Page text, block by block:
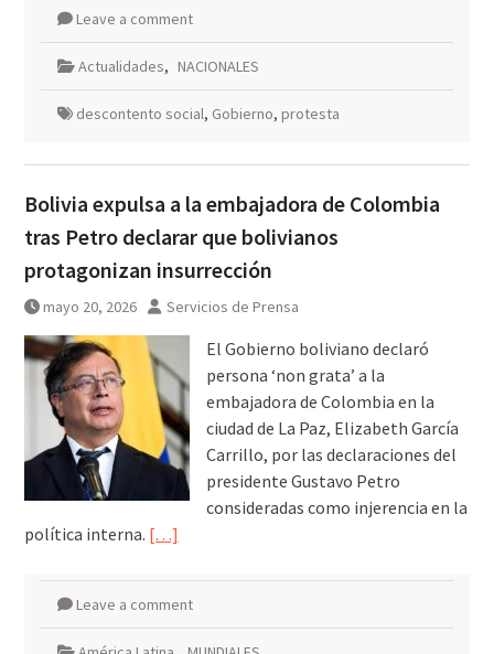
Leave a comment
Actualidades, NACIONALES
descontento social, Gobierno, protesta
Bolivia expulsa a la embajadora de Colombia
tras Petro declarar que bolivianos
protagonizan insurrección
mayo 20, 2026 Servicios de Prensa
El Gobierno boliviano declaró
persona ‘non grata’ a la
embajadora de Colombia en la
ciudad de La Paz, Elizabeth García
Carrillo, por las declaraciones del
presidente Gustavo Petro
consideradas como injerencia en la
política interna. […]
Leave a comment